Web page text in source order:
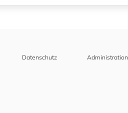
Datenschutz Administration